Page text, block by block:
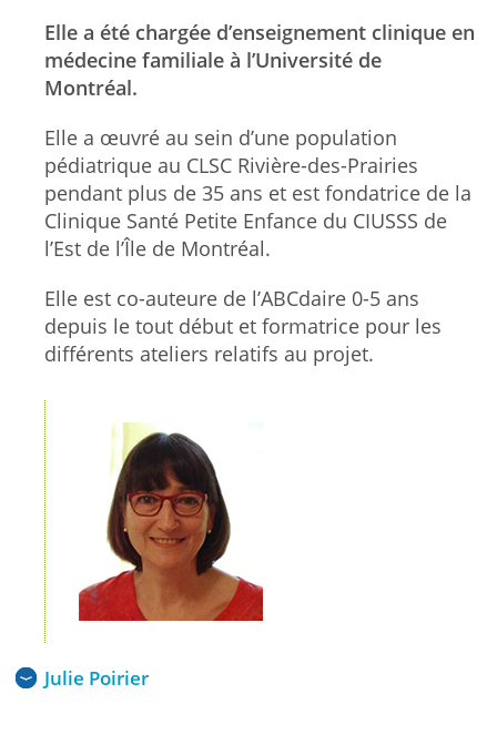
Elle a été chargée d’enseignement clinique en
médecine familiale à l’Université de
Montréal.
Elle a œuvré au sein d’une population
pédiatrique au CLSC Rivière-des-Prairies
pendant plus de 35 ans et est fondatrice de la
Clinique Santé Petite Enfance du CIUSSS de
l’Est de l’Île de Montréal.
Elle est co-auteure de l’ABCdaire 0-5 ans
depuis le tout début et formatrice pour les
différents ateliers relatifs au projet.
Julie Poirier